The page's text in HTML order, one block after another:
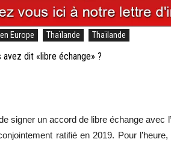
en Europe Thaïlande Thaïlande
avez dit «libre échange» ?
signer un accord de libre échange avec
ratifié en 2019. Pour